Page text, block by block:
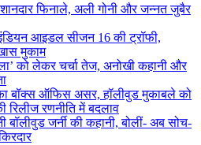
फिनाले, अली गोनी और जन्नत जुबैर
इंडियन आइडल सीजन 16 की ट्रॉफी,
मुकाम
को लेकर चर्चा तेज, अनोखी कहानी और
बॉक्स ऑफिस असर, हॉलीवुड मुकाबले को
रिलीज रणनीति में बदलाव
जर्नी की कहानी, बोलीं- अब सोच-